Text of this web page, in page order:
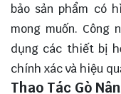
bảo sản phẩm có
mong muốn. Công
dụng các thiết bị
chính xác và hiệu
Thao Tác Gò